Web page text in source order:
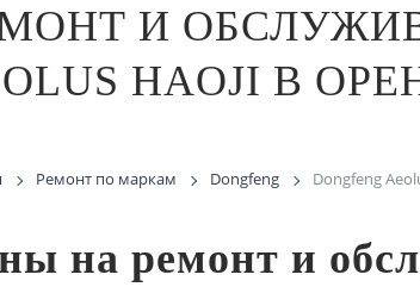
И
HAOJI В
Ремонт по маркам Dongfeng Dongfeng
на ремонт и